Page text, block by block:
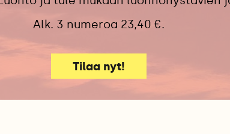
Alk. 3 numeroa 23,40 €.
Tilaa nyt!